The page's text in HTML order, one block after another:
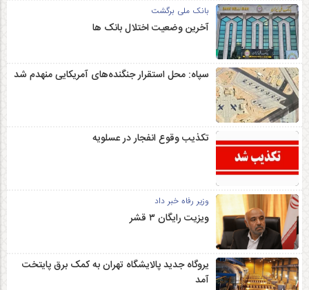
بانک ملی برگشت
آخرین وضعیت اختلال بانک ها
سپاه: محل استقرار جنگنده‌های آمریکایی منهدم شد
تکذیب وقوع انفجار در عسلویه
وزیر رفاه خبر داد
ویزیت رایگان ۳ قشر
یروگاه جدید پالایشگاه تهران به کمک برق پایتخت
آمد